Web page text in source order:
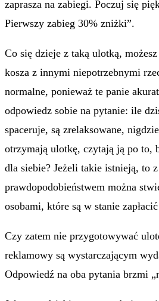
zaprasza na zabiegi. Poczuj się
Pierwszy zabieg 30% zniżki”.
Co się dzieje z taką ulotką,
kosza z innymi niepotrzebnymi
normalne, ponieważ te panie
odpowiedz sobie na pytanie: ile
spaceruje, są zrelaksowane,
otrzymają ulotkę, czytają ją po to,
dla siebie? Jeżeli takie istnieją, to
prawdopodobieństwem można
osobami, które są w stanie
Czy zatem nie przygotowywać
reklamowy są wystarczającym
Odpowiedź na oba pytania brzmi